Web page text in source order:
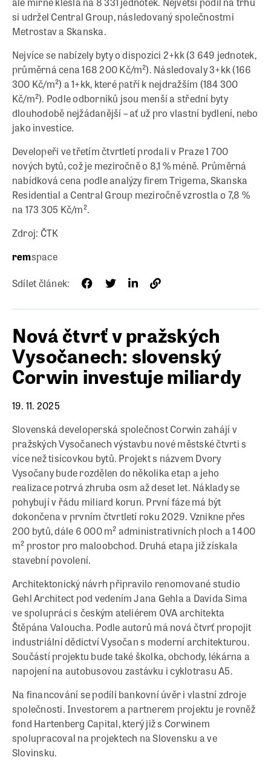
si udržel Central Group, následovaný společnostmi
Metrostav a Skanska.
Nejvíce se nabízely byty o dispozici 2+kk (3 649 jednotek,
průměrná cena 168 200 Kč/m²). Následovaly 3+kk (166
300 Kč/m²) a 1+kk, které patří k nejdražším (184 300
Kč/m²). Podle odborníků jsou menší a střední byty
dlouhodobě nejžádanější – ať už pro vlastní bydlení, nebo
jako investice.
Developeři ve třetím čtvrtletí prodali v Praze 1 700
nových bytů, což je meziročně o 8,1 % méně. Průměrná
nabídková cena podle analýzy firem Trigema, Skanska
Residential a Central Group meziročně vzrostla o 7,8 %
na 173 305 Kč/m².
Zdroj: ČTK
remspace
Sdílet článek:
Nová čtvrť v pražských
Vysočanech: slovenský
Corwin investuje miliardy
19. 11. 2025
Slovenská developerská společnost Corwin zahájí v
pražských Vysočanech výstavbu nové městské čtvrti s
více než tisícovkou bytů. Projekt s názvem Dvory
Vysočany bude rozdělen do několika etap a jeho
realizace potrvá zhruba osm až deset let. Náklady se
pohybují v řádu miliard korun. První fáze má být
dokončena v prvním čtvrtletí roku 2029. Vznikne přes
200 bytů, dále 6 000 m² administrativních ploch a 1 400
m² prostor pro maloobchod. Druhá etapa již získala
stavební povolení.
Architektonický návrh připravilo renomované studio
Gehl Architect pod vedením Jana Gehla a Davida Sima
ve spolupráci s českým ateliérem OVA architekta
Štěpána Valoucha. Podle autorů má nová čtvrť propojit
industriální dědictví Vysočan s moderní architekturou.
Součástí projektu bude také školka, obchody, lékárna a
napojení na autobusovou zastávku i cyklotrasu A5.
Na financování se podílí bankovní úvěr i vlastní zdroje
společnosti. Investorem a partnerem projektu je rovněž
fond Hartenberg Capital, který již s Corwinem
spolupracoval na projektech na Slovensku a ve
Slovinsku.